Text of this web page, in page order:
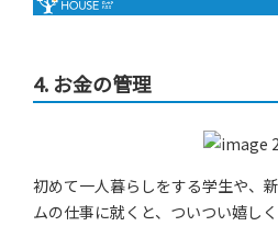
4. お金の管理
初めて一人暮らしをする学生や、
ムの仕事に就くと、ついつい嬉し